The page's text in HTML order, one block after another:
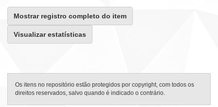
Mostrar registro completo do item
Visualizar estatísticas
Os itens no repositório estão protegidos por copyright, com todos os
direitos reservados, salvo quando é indicado o contrário.